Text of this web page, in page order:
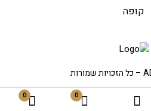
0
0
קופה
– כל הזכויות שמורות